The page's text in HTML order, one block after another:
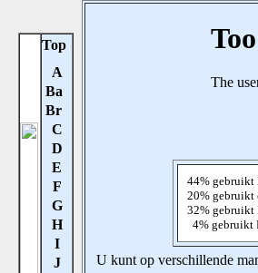
Top
A
Ba
Br
C
D
E
F
G
H
I
J
44% gebruikt
20% gebruikt
32% gebruikt
4% gebruikt
U kunt op verschillende